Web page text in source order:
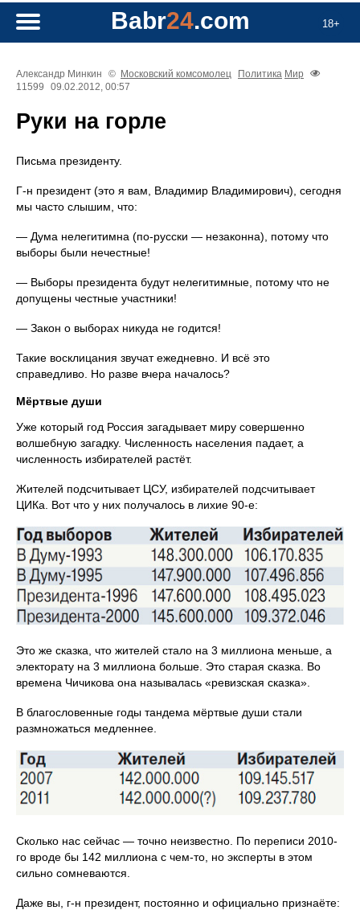
18+
Babr24.com
Александр Минкин © Московский комсомолец Политика Мир
11599
09.02.2012, 00:57
Руки на горле
Письма президенту.
Г-н президент (это я вам, Владимир Владимирович), сегодня
мы часто слышим, что:
— Дума нелегитимна (по-русски — незаконна), потому что
выборы были нечестные!
— Выборы президента будут нелегитимные, потому что не
допущены честные участники!
— Закон о выборах никуда не годится!
Такие восклицания звучат ежедневно. И всё это
справедливо. Но разве вчера началось?
Мёртвые души
Уже который год Россия загадывает миру совершенно
волшебную загадку. Численность населения падает, а
численность избирателей растёт.
Жителей подсчитывает ЦСУ, избирателей подсчитывает
ЦИКа. Вот что у них получалось в лихие 90-е:
Это же сказка, что жителей стало на 3 миллиона меньше, а
электорату на 3 миллиона больше. Это старая сказка. Во
времена Чичикова она называлась «ревизская сказка».
В благословенные годы тандема мёртвые души стали
размножаться медленнее.
Сколько нас сейчас — точно неизвестно. По переписи 2010-
го вроде бы 142 миллиона с чем-то, но эксперты в этом
сильно сомневаются.
Даже вы, г-н президент, постоянно и официально признаёте: